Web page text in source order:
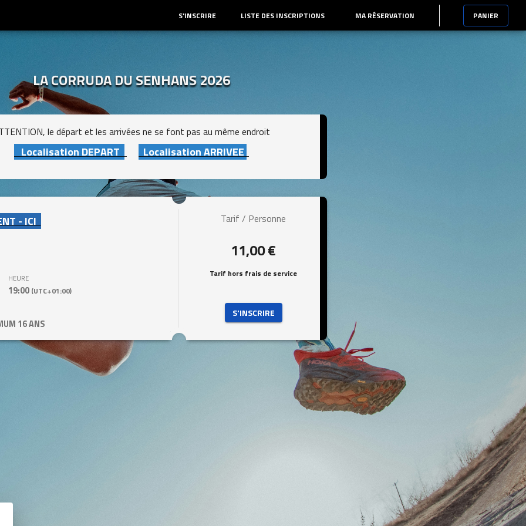
S'INSCRIRE LISTE DES INSCRIPTIONS MA RÉSERVATION PANIER
LA CORRUDA DU SENHANS 2026
le départ et les arrivées ne se font pas au même endroit
Localisation DEPART Localisation ARRIVEE
- ICI
HEURE
19:00 (UTC+01:00)
16 ANS
Tarif / Personne
11,00 €
Tarif hors frais de service
S'INSCRIRE